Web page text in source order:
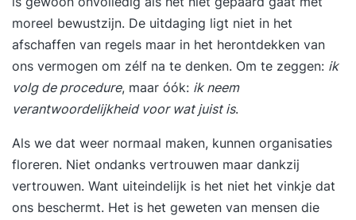
moreel bewustzijn. De uitdaging ligt niet in het
afschaffen van regels maar in het herontdekken van
ons vermogen om zélf na te denken. Om te zeggen: ik
volg de procedure, maar óók: ik neem
verantwoordelijkheid voor wat juist is.
Als we dat weer normaal maken, kunnen organisaties
floreren. Niet ondanks vertrouwen maar dankzij
vertrouwen. Want uiteindelijk is het niet het vinkje dat
ons beschermt. Het is het geweten van mensen die